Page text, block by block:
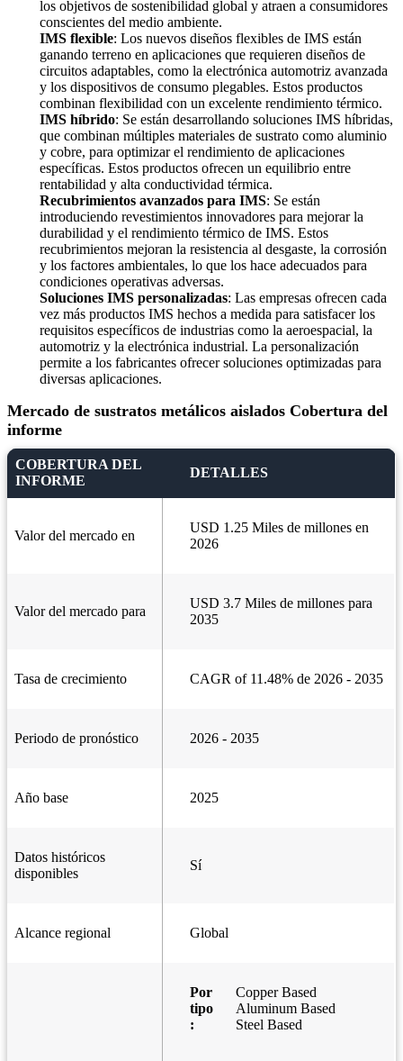
los objetivos de sostenibilidad global y atraen a consumidores
conscientes del medio ambiente.
IMS flexible: Los nuevos diseños flexibles de IMS están
ganando terreno en aplicaciones que requieren diseños de
circuitos adaptables, como la electrónica automotriz avanzada
y los dispositivos de consumo plegables. Estos productos
combinan flexibilidad con un excelente rendimiento térmico.
IMS híbrido: Se están desarrollando soluciones IMS híbridas,
que combinan múltiples materiales de sustrato como aluminio
y cobre, para optimizar el rendimiento de aplicaciones
específicas. Estos productos ofrecen un equilibrio entre
rentabilidad y alta conductividad térmica.
Recubrimientos avanzados para IMS: Se están
introduciendo revestimientos innovadores para mejorar la
durabilidad y el rendimiento térmico de IMS. Estos
recubrimientos mejoran la resistencia al desgaste, la corrosión
y los factores ambientales, lo que los hace adecuados para
condiciones operativas adversas.
Soluciones IMS personalizadas: Las empresas ofrecen cada
vez más productos IMS hechos a medida para satisfacer los
requisitos específicos de industrias como la aeroespacial, la
automotriz y la electrónica industrial. La personalización
permite a los fabricantes ofrecer soluciones optimizadas para
diversas aplicaciones.
Mercado de sustratos metálicos aislados Cobertura del
informe
COBERTURA DEL
INFORME
DETALLES
Valor del mercado en
USD 1.25 Miles de millones en
2026
Valor del mercado para
USD 3.7 Miles de millones para
2035
Tasa de crecimiento CAGR of 11.48% de 2026 - 2035
Periodo de pronóstico 2026 - 2035
Año base 2025
Datos históricos
disponibles
Sí
Alcance regional Global
Por
tipo
:
Copper Based
Aluminum Based
Steel Based